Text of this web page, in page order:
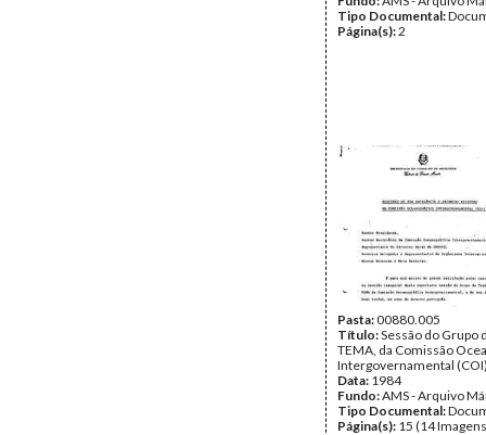
Tipo Documental:
Página(s):2
Pasta:00880.005
Título:Sessão do Grupo
TEMA, da Comissão
Intergovernamental
Data: 1984
Fundo:AMS - Arquivo
Tipo Documental:
Página(s): 15 (14